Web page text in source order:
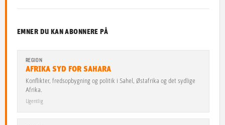
EMNER DU KAN ABONNERE PÅ
REGION
AFRIKA SYD FOR SAHARA
Konflikter, fredsopbygning og politik i Sahel, Østafrika og det sydlige
Afrika.
Ugentlig